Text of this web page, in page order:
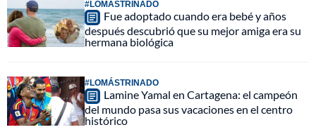
#LOMÁSTRINADO
Fue adoptado cuando era bebé y años
después descubrió que su mejor amiga era su
hermana biológica
#LOMÁSTRINADO
Lamine Yamal en Cartagena: el campeón
del mundo pasa sus vacaciones en el centro
histórico